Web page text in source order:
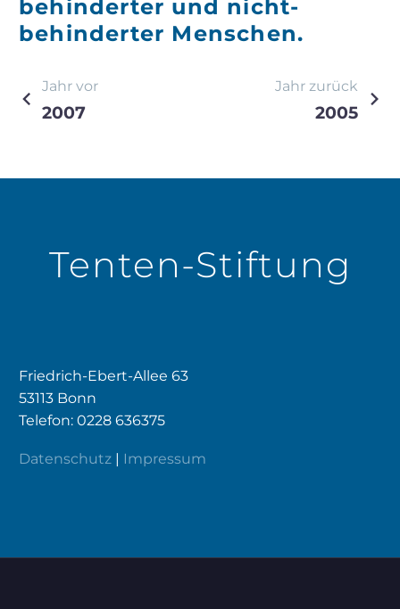
behinderter und nicht-
behinderter Menschen.
Beitragsnavigation
Jahr vor
2007
Jahr zurück
2005
Tenten-Stiftung
Friedrich-Ebert-Allee 63
53113 Bonn
Telefon: 0228 636375
Datenschutz | Impressum